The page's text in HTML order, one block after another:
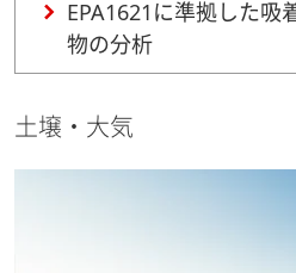
EPA1621に準拠した吸
物の分析
土壌・大気